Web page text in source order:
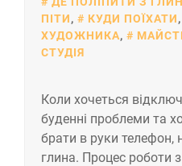
ПІТИ, КУДИ ПОЇХАТИ,
ХУДОЖНИКА,
СТУДІЯ
Коли хочеться
буденні проблеми та
брати в руки телефон,
глина. Процес роботи